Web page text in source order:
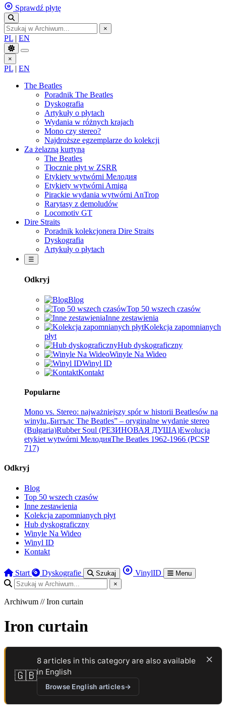
Sprawdź płytę
×
PL | EN
×
PL | EN
The Beatles
Poradnik The Beatles
Dyskografia
Artykuły o płytach
Wydania w różnych krajach
Mono czy stereo?
Najdroższe egzemplarze do kolekcji
Za żelazną kurtyną
The Beatles
Tłocznie płyt w ZSRR
Etykiety wytwórni Мелодия
Etykiety wytwórni Amiga
Pirackie wydania wytwórni AnTrop
Rarytasy z demoludów
Locomotiv GT
Dire Straits
Poradnik kolekcjonera Dire Straits
Dyskografia
Artykuły o płytach
☰
Odkryj
Blog
Top 50 wszech czasów
Inne zestawienia
Kolekcja zapomnianych
płyt
Hub dyskograficzny
Winyle Na Wideo
Winyl ID
Kontakt
Popularne
Mono vs. Stereo: najważniejszy spór w historii Beatlesów na
winylu„Битълс The Beatles” – oryginalne wydanie stereo
(Bułgaria)Rubber Soul (РЕЗИНОВАЯ ДУША)Ewolucja
etykiet wytwórni МелодияThe Beatles 1962-1966 (PCSP
717)
Odkryj
Blog
Top 50 wszech czasów
Inne zestawienia
Kolekcja zapomnianych płyt
Hub dyskograficzny
Winyle Na Wideo
Winyl ID
Kontakt
Start Dyskografie Szukaj VinylID
Menu
×
Archiwum // Iron curtain
Iron curtain
🇬🇧
8 articles in this category are also available
in English
Browse English articles→